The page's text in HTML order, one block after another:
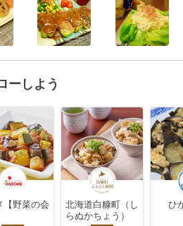
ーしよう
【野菜の会
北海道白糠町（し
らぬかちょう）
ひ